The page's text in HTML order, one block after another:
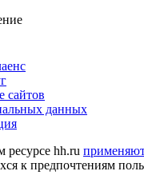
сайтов
данных
hh.ru
к предпочтениям